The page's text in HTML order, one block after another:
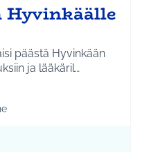
Hyvinkäälle
päästä Hyvinkään
ja lääkäril…
Tuusula
mukaan: Infra ja liikenne